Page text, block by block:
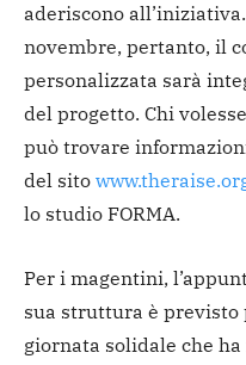
aderiscono
novembre, pertanto, il
personalizzata sarà
del progetto. Chi
può trovare
del sito
lo studio FORMA.
Per i magentini,
sua struttura è previsto
giornata solidale che